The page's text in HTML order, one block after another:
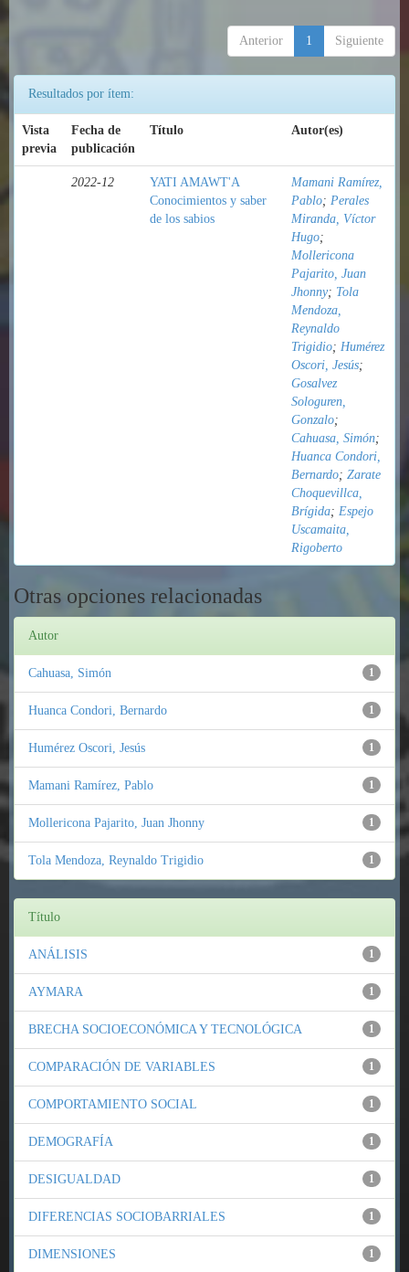
Anterior 1 Siguiente
Resultados por ítem:
Vista
previa
Fecha de
publicación
Título Autor(es)
2022-12
YATI AMAWT'A
Conocimientos y saber
de los sabios
Mamani Ramírez,
Pablo; Perales
Miranda, Víctor
Hugo;
Mollericona
Pajarito, Juan
Jhonny; Tola
Mendoza,
Reynaldo
Trigidio; Humérez
Oscori, Jesús;
Gosalvez
Sologuren,
Gonzalo;
Cahuasa, Simón;
Huanca Condori,
Bernardo; Zarate
Choquevillca,
Brígida; Espejo
Uscamaita,
Rigoberto
Otras opciones relacionadas
Autor
1
Cahuasa, Simón
1
Huanca Condori, Bernardo
1
Humérez Oscori, Jesús
1
Mamani Ramírez, Pablo
1
Mollericona Pajarito, Juan Jhonny
1
Tola Mendoza, Reynaldo Trigidio
Título
1
ANÁLISIS
1
AYMARA
1
BRECHA SOCIOECONÓMICA Y TECNOLÓGICA
1
COMPARACIÓN DE VARIABLES
1
COMPORTAMIENTO SOCIAL
1
DEMOGRAFÍA
1
DESIGUALDAD
1
DIFERENCIAS SOCIOBARRIALES
1
DIMENSIONES